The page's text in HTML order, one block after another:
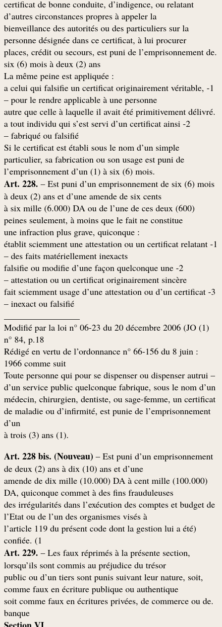
certificat de bonne conduite, d’indigence, ou relatant
d’autres circonstances propres à appeler la
bienveillance des autorités ou des particuliers sur la
personne désignée dans ce certificat, à lui procurer
.places, crédit ou secours, est puni de l’emprisonnement de
six (6) mois à deux (2) ans
: La même peine est appliquée
1- a celui qui falsifie un certificat originairement véritable,
pour le rendre applicable à une personne –
.autre que celle à laquelle il avait été primitivement délivré
2- a tout individu qui s’est servi d’un certificat ainsi
fabriqué ou falsifié –
Si le certificat est établi sous le nom d’un simple
particulier, sa fabrication ou son usage est puni de
.l’emprisonnement d’un (1) à six (6) mois
Art. 228. – Est puni d’un emprisonnement de six (6) mois
à deux (2) ans et d’une amende de six cents
(600) à six mille (6.000) DA ou de l’une de ces deux
peines seulement, à moins que le fait ne constitue
: une infraction plus grave, quiconque
1- établit sciemment une attestation ou un certificat relatant
des faits matériellement inexacts –
2- falsifie ou modifie d’une façon quelconque une
attestation ou un certificat originairement sincère –
3- fait sciemment usage d’une attestation ou d’un certificat
inexact ou falsifié –
(1) Modifié par la loi n° 06-23 du 20 décembre 2006 (JO
n° 84, p.18
: Rédigé en vertu de l’ordonnance n° 66-156 du 8 juin
1966 comme suit
– Toute personne qui pour se dispenser ou dispenser autrui
d’un service public quelconque fabrique, sous le nom d’un
médecin, chirurgien, dentiste, ou sage-femme, un certificat
de maladie ou d’infirmité, est punie de l’emprisonnement
d’un
.(1) à trois (3) ans
Art. 228 bis. (Nouveau) – Est puni d’un emprisonnement
de deux (2) ans à dix (10) ans et d’une
amende de dix mille (10.000) DA à cent mille (100.000)
DA, quiconque commet à des fins frauduleuses
des irrégularités dans l’exécution des comptes et budget de
l’Etat ou de l’un des organismes visés à
(l’article 119 du présent code dont la gestion lui a été
confiée. (1
Art. 229. – Les faux réprimés à la présente section,
lorsqu’ils sont commis au préjudice du trésor
,public ou d’un tiers sont punis suivant leur nature, soit
comme faux en écriture publique ou authentique
.soit comme faux en écritures privées, de commerce ou de
banque